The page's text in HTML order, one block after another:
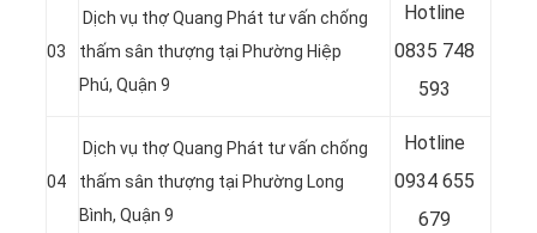
03
Dịch vụ thợ Quang Phát tư vấn chống
thấm sân thượng tại Phường Hiệp
Phú, Quận 9
Hotline
0835 748
593
04
Dịch vụ thợ Quang Phát tư vấn chống
thấm sân thượng tại Phường Long
Bình, Quận 9
Hotline
0934 655
679